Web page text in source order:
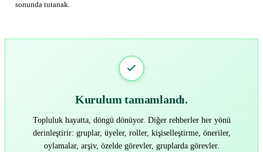
sonunda tutanak.
Kurulum tamamlandı.
Topluluk hayatta, döngü dönüyor. Diğer rehberler her yönü
derinleştirir: gruplar, üyeler, roller, kişiselleştirme, öneriler,
oylamalar, arşiv, özelde görevler, gruplarda görevler.